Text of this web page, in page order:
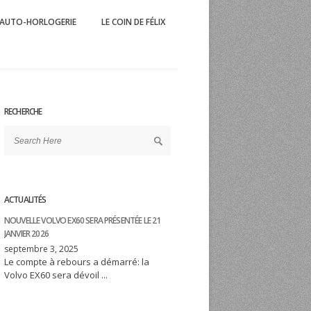
et du sport éponyme
AUTO-HORLOGERIE LE COIN DE FÉLIX
RECHERCHE
ACTUALITÉS
NOUVELLE VOLVO EX60 SERA PRÉSENTÉE LE 21
JANVIER 2026
septembre 3, 2025
Le compte à rebours a démarré: la
Volvo EX60 sera dévoil ...